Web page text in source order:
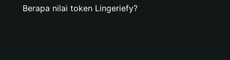
Berapa nilai token Lingeriefy?